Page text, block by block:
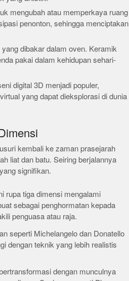
mengubah atau memperkaya ruang
penonton, sehingga menciptakan
dibakar dalam oven. Keramik
pakai dalam kehidupan sehari-
digital 3D menjadi populer,
yang dapat dieksplorasi di dunia
kembali ke zaman prasejarah
liat dan batu. Seiring berjalannya
signifikan.
rupa tiga dimensi mengalami
sebagai penghormatan kepada
penguasa atau raja.
seperti Michelangelo dan Donatello
dengan teknik yang lebih realistis
dengan munculnya